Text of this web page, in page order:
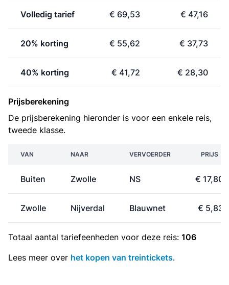
Volledig tarief € 69,53 € 47,16
20% korting € 55,62 € 37,73
40% korting € 41,72 € 28,30
Prijsberekening
De prijsberekening hieronder is voor een enkele reis,
tweede klasse.
VAN NAAR VERVOERDER PRIJS
Buiten Zwolle NS € 17,80
Zwolle Nijverdal Blauwnet € 5,83
Totaal aantal tariefeenheden voor deze reis: 106
Lees meer over het kopen van treintickets.